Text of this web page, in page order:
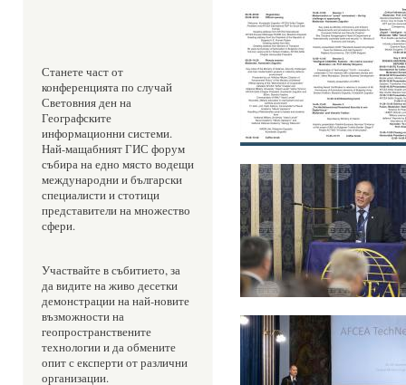
Станете част от
конференцията по случай
Световния ден на
Географските
информационни системи.
Най-мащабният ГИС форум
събира на едно място водещи
международни и български
специалисти и стотици
представители на множество
сфери.
Участвайте в събитието, за
да видите на живо десетки
демонстрации на най-новите
възможности на
геопространствените
технологии и да обмените
опит с експерти от различни
организации.